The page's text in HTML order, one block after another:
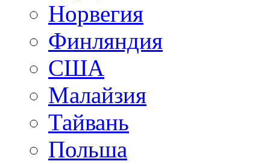
Норвегия
Финляндия
США
Малайзия
Тайвань
Польша